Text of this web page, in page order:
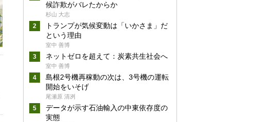
候詐欺がバレたからか
杉山 大志
トランプが気候変動は「いかさま」だ
という理由
室中 善博
ネットゼロを超えて：炭素共生社会へ
室中 善博
島根2号機再稼動の次は、3号機の運転
開始をいそげ
尾瀬原 清冽
データが示す石油輸入の中東依存度の
実態